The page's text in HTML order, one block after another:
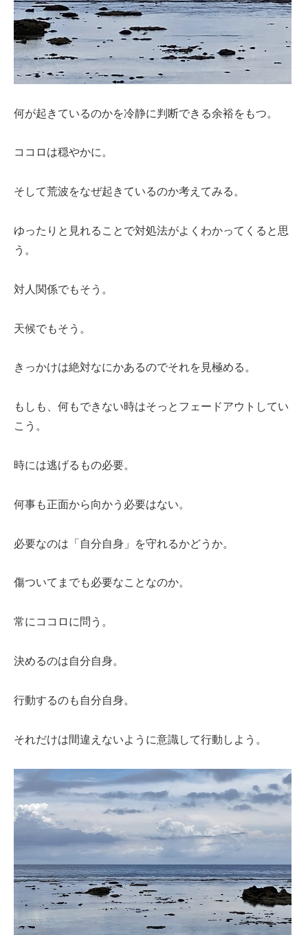
何が起きているのかを冷静に判断できる余裕をもつ。
ココロは穏やかに。
そして荒波をなぜ起きているのか考えてみる。
ゆったりと見れることで対処法がよくわかってくると思
う。
対人関係でもそう。
天候でもそう。
きっかけは絶対なにかあるのでそれを見極める。
もしも、何もできない時はそっとフェードアウトしてい
こう。
時には逃げるもの必要。
何事も正面から向かう必要はない。
必要なのは「自分自身」を守れるかどうか。
傷ついてまでも必要なことなのか。
常にココロに問う。
決めるのは自分自身。
行動するのも自分自身。
それだけは間違えないように意識して行動しよう。